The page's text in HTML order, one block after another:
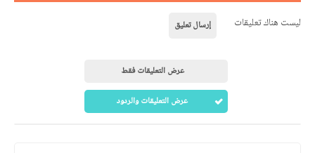
ليست هناك تعليقات إرسال تعليق
عرض التعليقات فقط
عرض التعليقات والردود